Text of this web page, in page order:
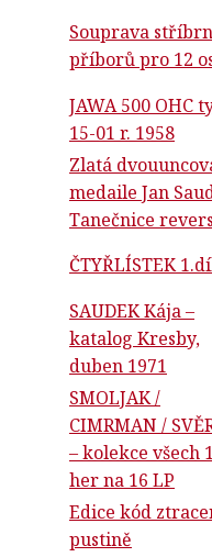
Souprava
příborů pro 12
JAWA 500 OHC
15-01 r. 1958
Zlatá
medaile Jan
Tanečnice
ČTYŘLÍSTEK
SAUDEK Kája –
katalog Kresby,
duben 1971
SMOLJAK /
CIMRMAN /
– kolekce všech
her na 16 LP
Edice kód
pustině